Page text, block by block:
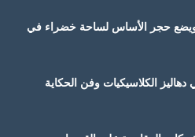
حجر الأساس لساحة خضراء في
الكلاسيكيات وفن الحكاية